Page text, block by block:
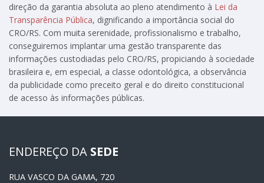
direção da garantia absoluta ao pleno atendimento à Lei da
Transparência Pública, dignificando a importância social do
CRO/RS. Com muita serenidade, profissionalismo e trabalho,
conseguiremos implantar uma gestão transparente das
informações custodiadas pelo CRO/RS, propiciando à sociedade
brasileira e, em especial, a classe odontológica, a observância
da publicidade como preceito geral e do direito constitucional
de acesso às informações públicas.
ENDEREÇO DA SEDE
RUA VASCO DA GAMA, 720